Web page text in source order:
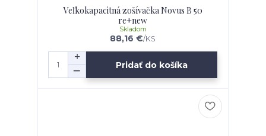
Veľkokapacitná zošívačka Novus B 50
re+new
88,16 €/KS
Skladom
Pridať do košíka